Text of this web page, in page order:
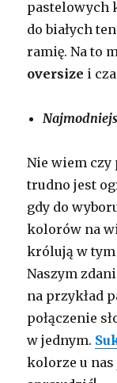
pastelowych
do białych
ramię. Na to
oversize i
Nie wiem
trudno jest
gdy do
kolorów na
królują w tym
Naszym
na przykład
połączenie
w jednym.
kolorze u nas